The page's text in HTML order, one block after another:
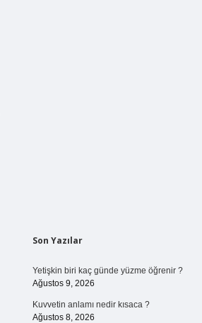
Sidebar
Son Yazılar
Yetişkin biri kaç günde yüzme öğrenir ?
Ağustos 9, 2026
Kuvvetin anlamı nedir kısaca ?
Ağustos 8, 2026